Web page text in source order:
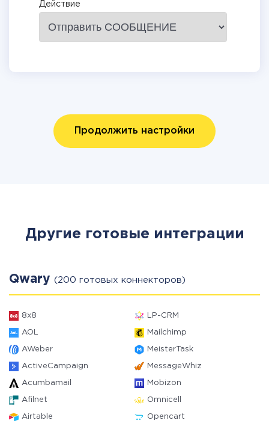
Действие
Продолжить настройки
Другие готовые интеграции
Qwary (200 готовых коннекторов)
8x8 LP-CRM
AOL Mailchimp
AWeber MeisterTask
ActiveCampaign MessageWhiz
Acumbamail Mobizon
Afilnet Omnicell
Airtable Opencart